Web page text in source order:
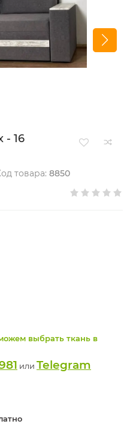
- 16
товара: 8850
выбрать ткань в
или Telegram